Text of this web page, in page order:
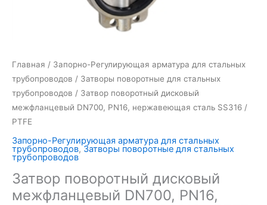
Главная / Запорно-Регулирующая арматура для стальных
трубопроводов / Затворы поворотные для стальных
трубопроводов / Затвор поворотный дисковый
межфланцевый DN700, PN16, нержавеющая сталь SS316 /
PTFE
Запорно-Регулирующая арматура для стальных
трубопроводов, Затворы поворотные для стальных
трубопроводов
Затвор поворотный дисковый
межфланцевый DN700, PN16,